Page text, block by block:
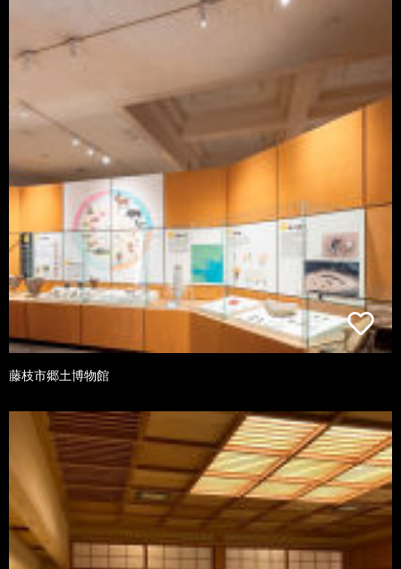
藤枝市郷土博物館